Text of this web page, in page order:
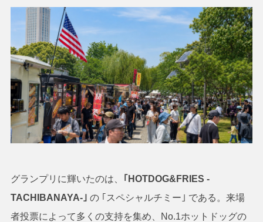
グランプリに輝いたのは、
｢HOTDOG&FRIES -
TACHIBANAYA-｣ の ｢スペシャルチミー｣ である。来場
者投票によって多くの支持を集め、No.1ホットドッグの